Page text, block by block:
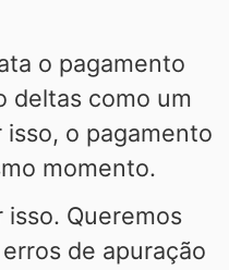
o pagamento
deltas como um
o pagamento
momento.
isso. Queremos
de apuração